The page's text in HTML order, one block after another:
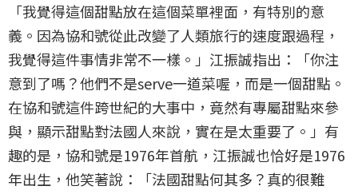
「我覺得這個甜點放在這個菜單裡面，有特別的意
義。因為協和號從此改變了人類旅行的速度跟過程，
我覺得這件事情非常不一樣。」江振誠指出：「你注
意到了嗎？他們不是serve一道菜喔，而是一個甜點。
在協和號這件跨世紀的大事中，竟然有專屬甜點來參
與，顯示甜點對法國人來說，實在是太重要了。」有
趣的是，協和號是1976年首航，江振誠也恰好是1976
年出生，他笑著說：「法國甜點何其多？真的很難